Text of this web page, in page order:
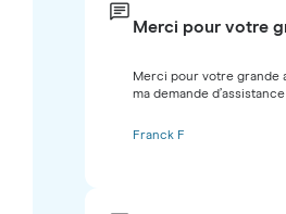
Merci pour votre
Merci pour votre grande
ma demande d’assistance
Franck F